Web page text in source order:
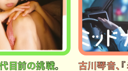
目前の挑戦。
古川琴音、